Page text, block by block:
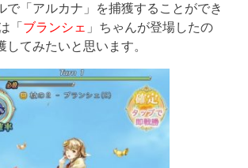
「アルカナ」を捕獲することができ
「 ブランシェ 」ちゃんが登場したの
してみたいと思います。